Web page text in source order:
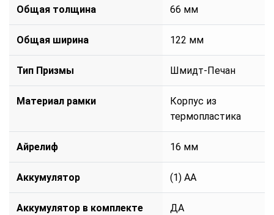
Общая толщина 66 мм
Общая ширина 122 мм
Тип Призмы Шмидт-Печан
Материал рамки
Корпус из
термопластика
Айрелиф 16 мм
Аккумулятор (1) AA
Аккумулятор в комплекте ДА